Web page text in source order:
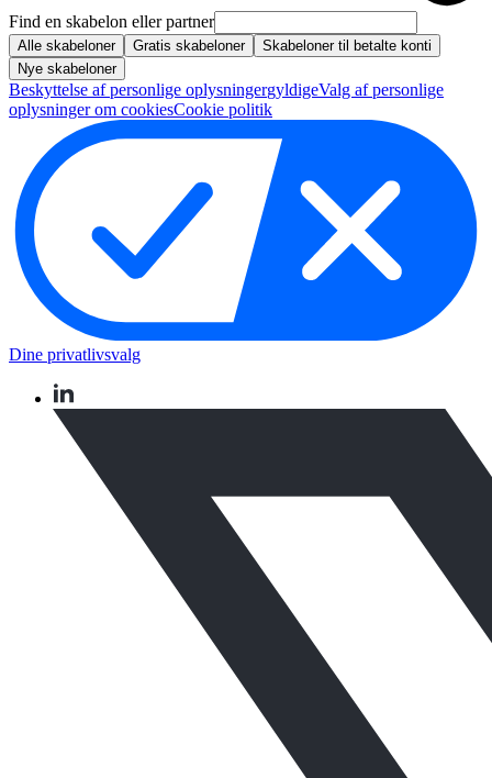
Find en skabelon eller partner
Alle skabeloner Gratis skabeloner
Skabeloner til betalte konti
Nye skabeloner
Beskyttelse af personlige oplysningergyldigeValg af personlige
oplysninger om cookiesCookie politik
Dine privatlivsvalg